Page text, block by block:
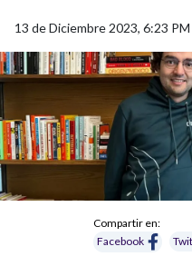
13 de Diciembre 2023, 6:23 PM
Compartir en:
Facebook